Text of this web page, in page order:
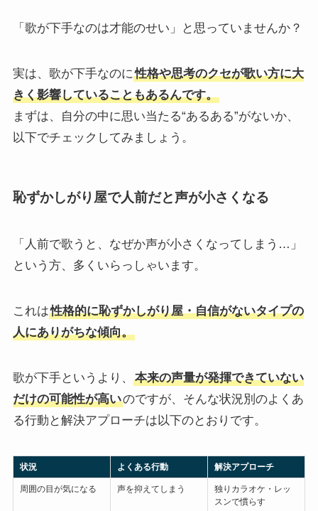
「歌が下手なのは才能のせい」と思っていませんか？
実は、歌が下手なのに性格や思考のクセが歌い方に大
きく影響していることもあるんです。
まずは、自分の中に思い当たる“あるある”がないか、
以下でチェックしてみましょう。
恥ずかしがり屋で人前だと声が小さくなる
「人前で歌うと、なぜか声が小さくなってしまう…」
という方、多くいらっしゃいます。
これは性格的に恥ずかしがり屋・自信がないタイプの
人にありがちな傾向。
歌が下手というより、
本来の声量が発揮できていない
だけの可能性が高いのですが、そんな状況別のよくあ
る行動と解決アプローチは以下のとおりです。
状況 よくある行動 解決アプローチ
周囲の目が気になる 声を抑えてしまう
独りカラオケ・レッ
スンで慣らす